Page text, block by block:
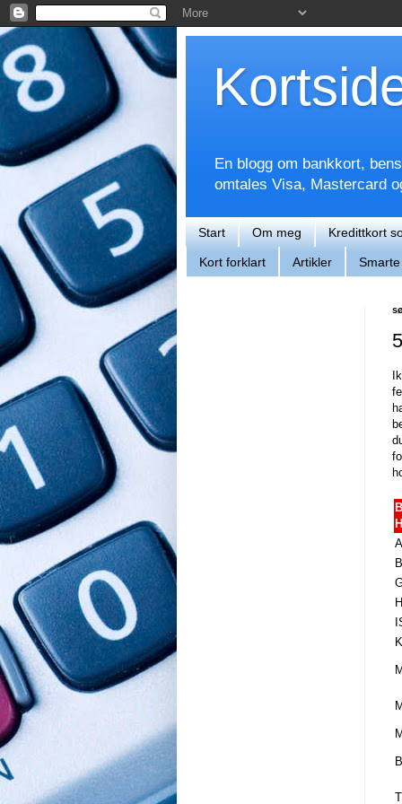
En blogg om bankkort,
omtales Visa, Mastercard
Start Om meg Kredittkort
Kort forklart Artikler